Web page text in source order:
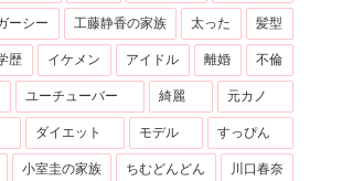
ーシー 工藤静香の家族 太った 髪型
歴 イケメン アイドル 離婚 不倫
ユーチューバー 綺麗 元カノ
ダイエット モデル すっぴん
小室圭の家族 ちむどんどん 川口春奈